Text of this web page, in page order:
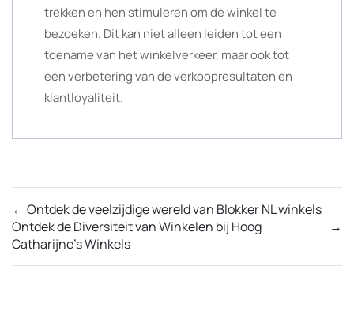
trekken en hen stimuleren om de winkel te
bezoeken. Dit kan niet alleen leiden tot een
toename van het winkelverkeer, maar ook tot
een verbetering van de verkoopresultaten en
klantloyaliteit.
← Ontdek de veelzijdige wereld van Blokker NL winkels
→
Ontdek de Diversiteit van Winkelen bij Hoog
Catharijne’s Winkels